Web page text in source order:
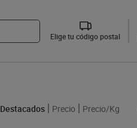
Elige tu código postal
Destacados Precio Precio/Kg